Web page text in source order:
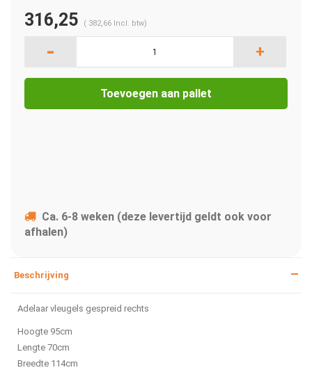
316,25 ( 382,66 Incl. btw)
- +
Toevoegen aan pallet
Ca. 6-8 weken (deze levertijd geldt ook voor
afhalen)
Beschrijving
Adelaar vleugels gespreid rechts
Hoogte 95cm
Lengte 70cm
Breedte 114cm